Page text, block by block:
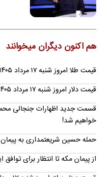
هم اکنون دیگران میخوانند
قیمت طلا امروز شنبه ۱۷ مرداد ۱۴۰۵
قیمت دلار امروز شنبه ۱۷ مرداد ۱۴۰۵
قسمت جدید اظهارات جنجالی
خواهیم شد!
حمله حسین شریعتمداری به پیمان
از پیمان مکه تا انتظار برای